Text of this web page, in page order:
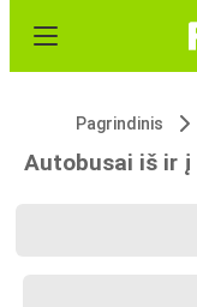
Pagrindinis
Autobusai iš ir į